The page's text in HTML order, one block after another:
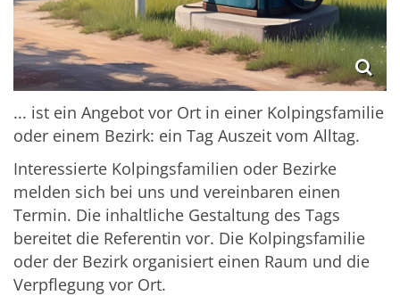
... ist ein Angebot vor Ort in einer Kolpingsfamilie
oder einem Bezirk: ein Tag Auszeit vom Alltag.
Interessierte Kolpingsfamilien oder Bezirke
melden sich bei uns und vereinbaren einen
Termin. Die inhaltliche Gestaltung des Tags
bereitet die Referentin vor. Die Kolpingsfamilie
oder der Bezirk organisiert einen Raum und die
Verpflegung vor Ort.